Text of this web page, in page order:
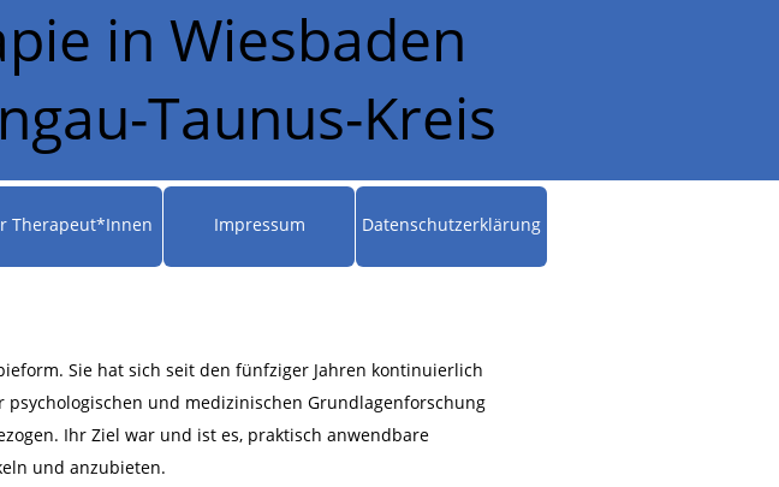
in Wiesbaden
Taunus-Kreis
Therapeut*Innen Impressum Datenschutzerklärung
Sie hat sich seit den fünfziger Jahren kontinuierlich
und medizinischen Grundlagenforschung
Ihr Ziel war und ist es, praktisch anwendbare
und anzubieten.